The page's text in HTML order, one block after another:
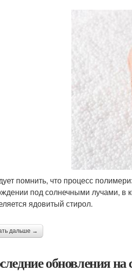
помнить, что процесс
под солнечными лучами, в
ядовитый стирол.
дальше →
обновления на